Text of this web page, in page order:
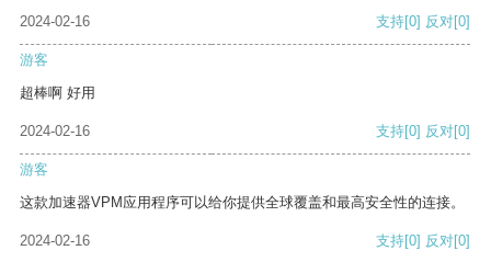
2024-02-16
支持[0] 反对[0]
游客
超棒啊 好用
2024-02-16 支持[0] 反对[0]
游客
这款加速器VPM应用程序可以给你提供全球覆盖和最高安全性的连接。
2024-02-16 支持[0] 反对[0]